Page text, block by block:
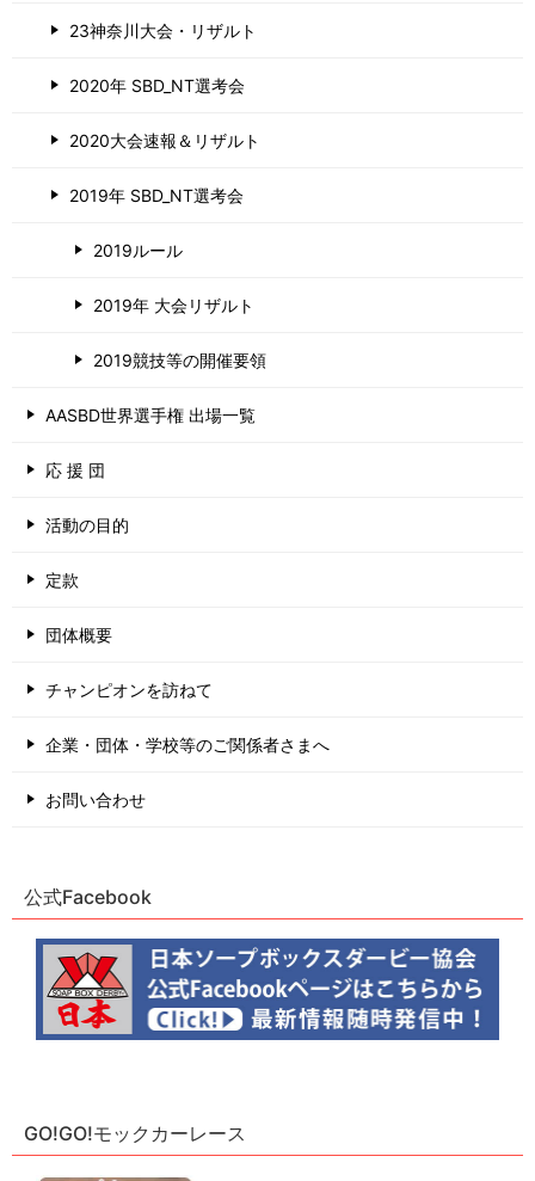
23神奈川大会・リザルト
2020年 SBD_NT選考会
2020大会速報＆リザルト
2019年 SBD_NT選考会
2019ルール
2019年 大会リザルト
2019競技等の開催要領
AASBD世界選手権 出場一覧
応 援 団
活動の目的
定款
団体概要
チャンピオンを訪ねて
企業・団体・学校等のご関係者さまへ
お問い合わせ
公式Facebook
GO!GO!モックカーレース